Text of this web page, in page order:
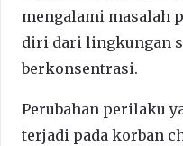
mengalami masalah
diri dari lingkungan
berkonsentrasi.
Perubahan perilaku
terjadi pada korban